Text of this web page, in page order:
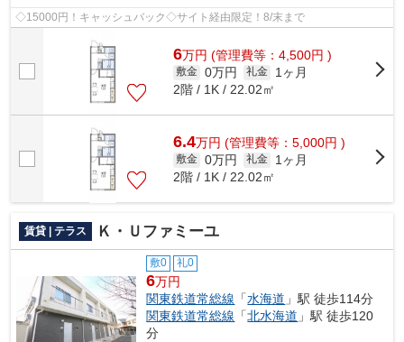
◇15000円！キャッシュバック◇サイト経由限定！8/末まで
6万円 (管理費等：4,500円 )
敷金 0万円 礼金
1ヶ月
2階 / 1K / 22.02㎡
6.4万円 (管理費等：5,000円 )
敷金 0万円 礼金
1ヶ月
2階 / 1K / 22.02㎡
賃貸 | テラス Ｋ・Ｕファミーユ
敷0 礼0
6万円
関東鉄道常総線 「水海道 」駅 徒歩114分
関東鉄道常総線 「北水海道 」駅 徒歩120
分